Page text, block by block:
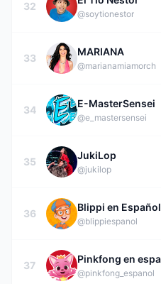
32
@soytionestor
33
MARIANA
@marianamiamorch
34
E-MasterSensei
@e_mastersensei
35
JukiLop
@jukilop
36
Blippi en Español
@blippiespanol
37
@pinkfong_espanol